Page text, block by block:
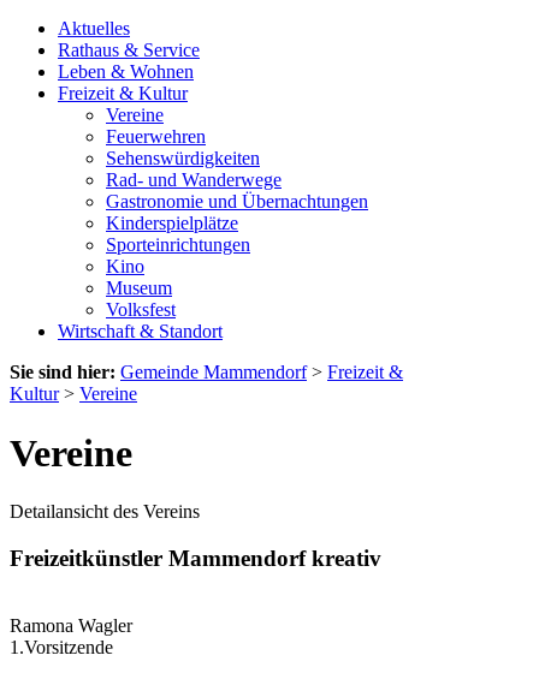
Aktuelles
Rathaus & Service
Leben & Wohnen
Freizeit & Kultur
Vereine
Feuerwehren
Sehenswürdigkeiten
Rad- und Wanderwege
Gastronomie und Übernachtungen
Kinderspielplätze
Sporteinrichtungen
Kino
Museum
Volksfest
Wirtschaft & Standort
Sie sind hier: Gemeinde Mammendorf> Freizeit &
Kultur> Vereine
Vereine
Detailansicht des Vereins
Freizeitkünstler Mammendorf kreativ
Ramona Wagler
1.Vorsitzende